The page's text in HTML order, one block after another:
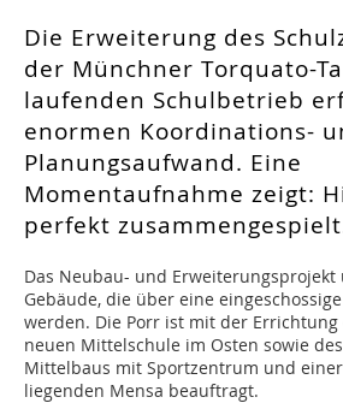
Die Erweiterung des
der Münchner Torquato-
laufenden Schulbetrieb
enormen Koordinations-
Planungsaufwand. Eine
Momentaufnahme zeigt:
perfekt
Das Neubau- und Erweiterungsprojekt
Gebäude, die über eine
werden. Die Porr ist mit der
neuen Mittelschule im Osten sowie
Mittelbaus mit Sportzentrum und
liegenden Mensa beauftragt.